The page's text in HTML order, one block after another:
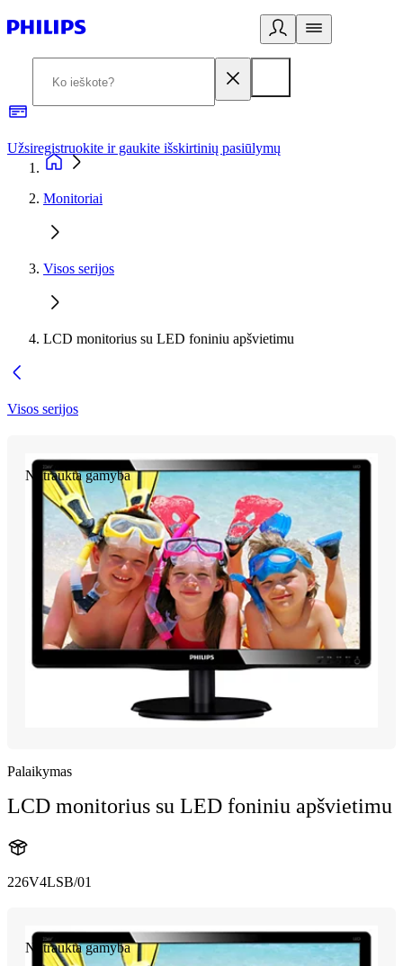
Užsiregistruokite ir gaukite išskirtinių pasiūlymų
Monitoriai
Visos serijos
LCD monitorius su LED foniniu apšvietimu
Visos serijos
Nutraukta gamyba
Palaikymas
LCD monitorius su LED foniniu apšvietimu
226V4LSB/01
Nutraukta gamyba